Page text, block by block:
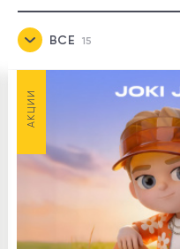
ВСЕ 15
АКЦИИ